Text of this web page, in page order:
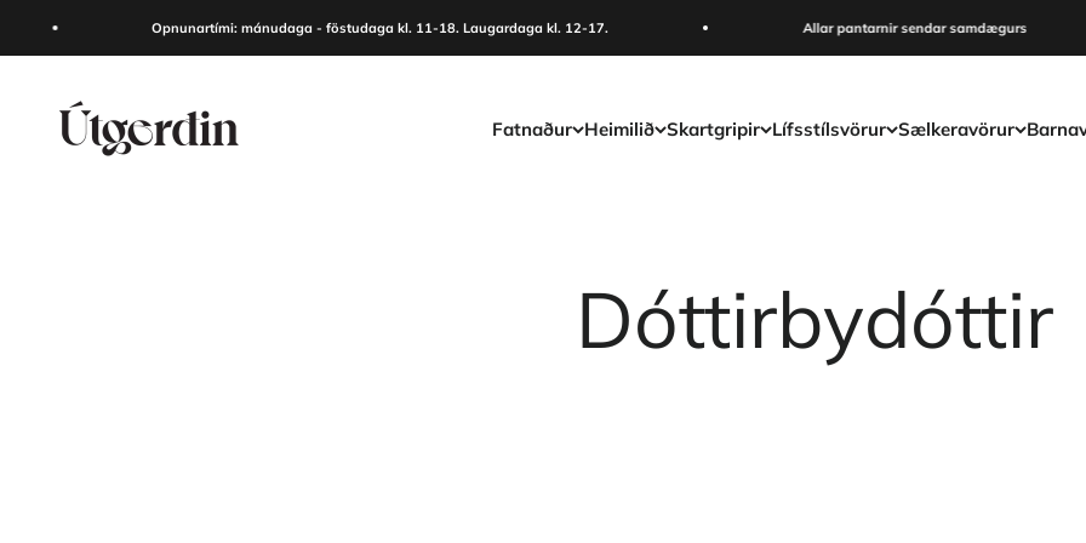
Opnunartími: mánudaga - föstudaga kl. 11-18. Laugardaga kl. 12-17. Allar pantarnir sendar samdægurs
Fatnaður Heimilið Skartgripir Lífsstílsvörur Sælkeravörur
Útgerðin